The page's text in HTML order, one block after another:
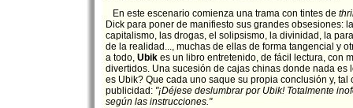
En este escenario comienza una trama con tintes de
Dick para poner de manifiesto sus grandes obsesiones:
capitalismo, las drogas, el solipsismo, la divinidad, la
de la realidad..., muchas de ellas de forma tangencial y
a todo, Ubik es un libro entretenido, de fácil lectura, con
divertidos. Una sucesión de cajas chinas donde nada es
es Ubik? Que cada uno saque su propia conclusión y, tal
publicidad: "¡Déjese deslumbrar por Ubik! Totalmente
según las instrucciones."